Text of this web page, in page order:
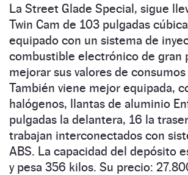
La Street Glade Special, sigue
Twin Cam de 103 pulgadas
equipado con un sistema de
combustible electrónico de gran
mejorar sus valores de
También viene mejor equipada,
halógenos, llantas de aluminio
pulgadas la delantera, 16 la
trabajan interconectados con
ABS. La capacidad del depósito
y pesa 356 kilos. Su precio: